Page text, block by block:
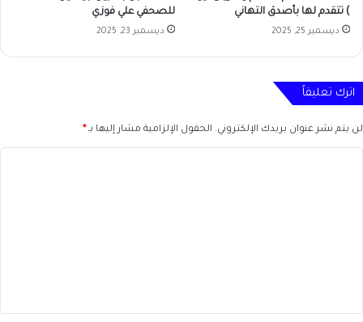
) تتقدم لها بأصدق التهاني
ديسمبر 25, 2025
للصحفي علي فوزي
ديسمبر 23, 2025
اترك تعليقاً
لن يتم نشر عنوان بريدك الإلكتروني. الحقول الإلزامية مشار إليها بـ*